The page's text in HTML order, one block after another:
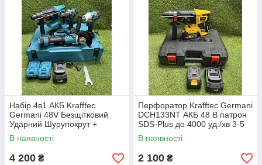
Набір 4в1 АКБ Krafftec
Germani 48V Безщітковий
Ударний Шурупокрут +
Перфоратор + Болгарка +
Гайковерт Набір 4в1
Німеччина Синій
В наявності
4 200 ₴
Перфоратор Krafftec Germani
DCH133NT АКБ 48 В патрон
SDS-Plus до 4000 уд./хв 3-5
Дж
В наявності
2 100 ₴